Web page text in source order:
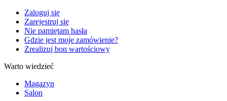
Zaloguj się
Zarejestruj się
Nie pamiętam hasła
Gdzie jest moje zamówienie?
Zrealizuj bon wartościowy
Warto wiedzieć
Magazyn
Salon